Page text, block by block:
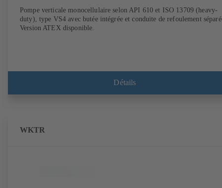
Pompe verticale monocellulaire selon API 610 et ISO 13709 (heavy-
duty), type VS4 avec butée intégrée et conduite de refoulement
Version ATEX disponible.
Détails
WKTR